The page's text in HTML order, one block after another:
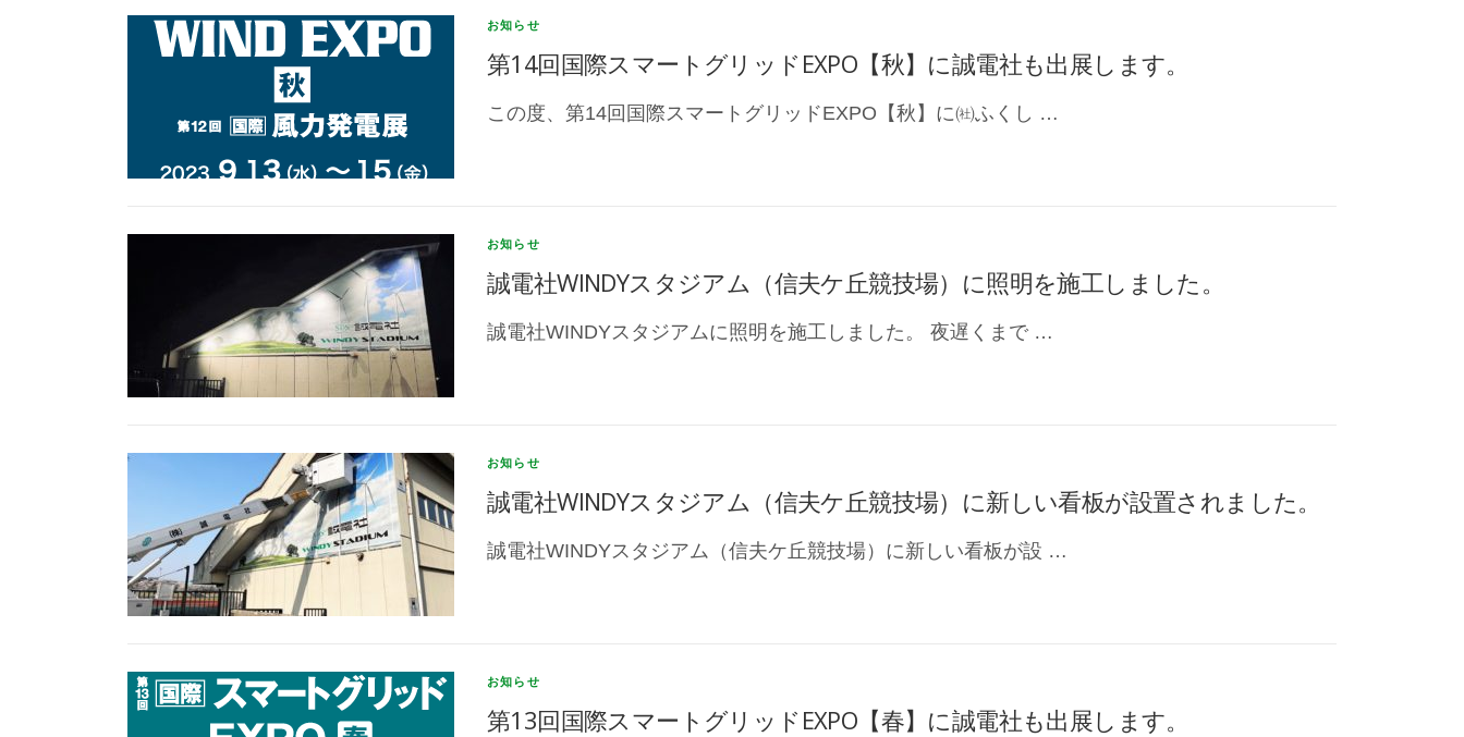
お知らせ
第14回国際スマートグリッドEXPO【秋】に誠電社も出展します。
この度、第14回国際スマートグリッドEXPO【秋】に㈳ふくし …
お知らせ
誠電社WINDYスタジアム（信夫ケ丘競技場）に照明を施工しました。
誠電社WINDYスタジアムに照明を施工しました。 夜遅くまで …
お知らせ
誠電社WINDYスタジアム（信夫ケ丘競技場）に新しい看板が設置されました。
誠電社WINDYスタジアム（信夫ケ丘競技場）に新しい看板が設 …
お知らせ
第13回国際スマートグリッドEXPO【春】に誠電社も出展します。